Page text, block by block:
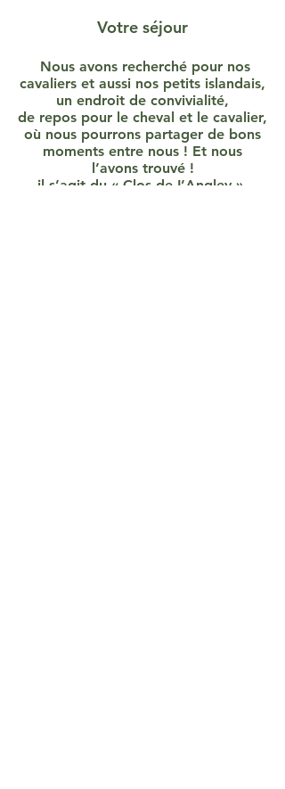
Votre séjour
Nous avons recherché pour nos
cavaliers et aussi nos petits islandais,
un endroit de convivialité,
de repos pour le cheval et le cavalier,
où nous pourrons partager de bons
moments entre nous ! Et nous
l’avons trouvé !
il s’agit du « Clos de L’Angley ».